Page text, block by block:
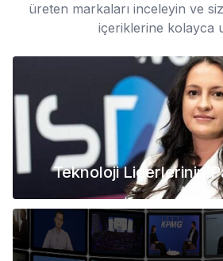
üreten markaları inceleyin ve
içeriklerine kolayca
Teknoloji Liderlerinin